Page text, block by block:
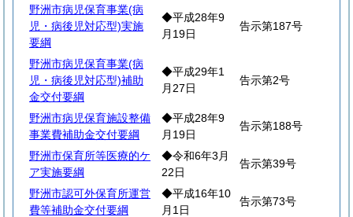
野洲市病児保育事業(病
児・病後児対応型)実施
要綱
◆平成28年9
月19日
告示第187号
野洲市病児保育事業(病
児・病後児対応型)補助
金交付要綱
◆平成29年1
月27日
告示第2号
野洲市病児保育施設整備
事業費補助金交付要綱
◆平成28年9
月19日
告示第188号
野洲市保育所等医療的ケ
ア実施要綱
◆令和6年3月
22日
告示第39号
野洲市認可外保育所運営
費等補助金交付要綱
◆平成16年10
月1日
告示第73号